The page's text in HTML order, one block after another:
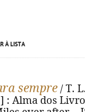
À LISTA
sempre / T.
: Alma dos